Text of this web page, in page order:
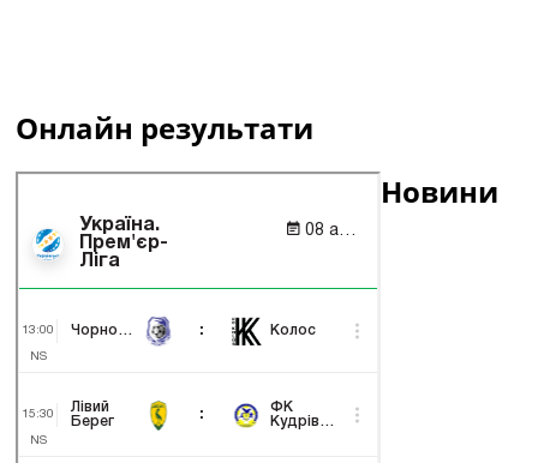
Онлайн результати
Новини